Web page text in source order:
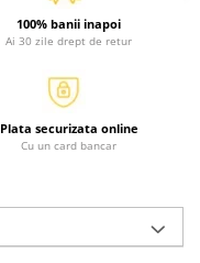
100% banii inapoi
Ai 30 zile drept de retur
Plata securizata online
Cu un card bancar